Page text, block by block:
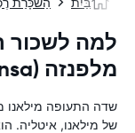
למה לשכור
מלפנזה (malpensa) של מילאנו?
שדה התעופה מילאנו
של מילאנו, איטליה.